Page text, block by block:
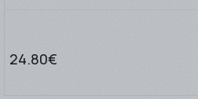
24.80€